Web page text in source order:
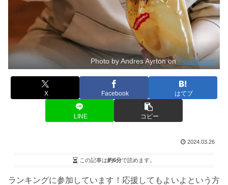
Photo by Andres Ayrton onPexels.com
X Facebook はてブ
LINE コピー
2024.03.26
この記事は約6分で読めます。
ランキングに参加しています！応援してもよいよという方